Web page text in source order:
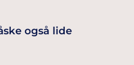
også lide